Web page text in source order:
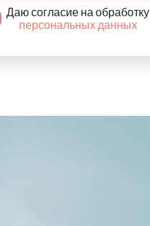
Даю согласие на обработку
персональных данных